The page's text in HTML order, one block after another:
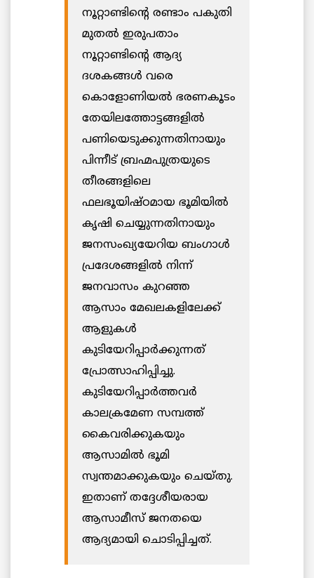
നൂറ്റാണ്ടിന്റെ രണ്ടാം പകുതി
മുതല്‍ ഇരുപതാം
നൂറ്റാണ്ടിന്റെ ആദ്യ
ദശകങ്ങള്‍ വരെ
കൊളോണിയല്‍ ഭരണകൂടം
തേയിലത്തോട്ടങ്ങളില്‍
പണിയെടുക്കുന്നതിനായും
പിന്നീട് ബ്രഹ്മപുത്രയുടെ
തീരങ്ങളിലെ
ഫലഭൂയിഷ്ഠമായ ഭൂമിയില്‍
കൃഷി ചെയ്യുന്നതിനായും
ജനസംഖ്യയേറിയ ബംഗാള്‍
പ്രദേശങ്ങളില്‍ നിന്ന്
ജനവാസം കുറഞ്ഞ
ആസാം മേഖലകളിലേക്ക്
ആളുകള്‍
കുടിയേറിപ്പാര്‍ക്കുന്നത്
പ്രോത്സാഹിപ്പിച്ചു.
കുടിയേറിപ്പാര്‍ത്തവര്‍
കാലക്രമേണ സമ്പത്ത്
കൈവരിക്കുകയും
ആസാമില്‍ ഭൂമി
സ്വന്തമാക്കുകയും ചെയ്തു.
ഇതാണ് തദ്ദേശീയരായ
ആസാമീസ് ജനതയെ
ആദ്യമായി ചൊടിപ്പിച്ചത്.